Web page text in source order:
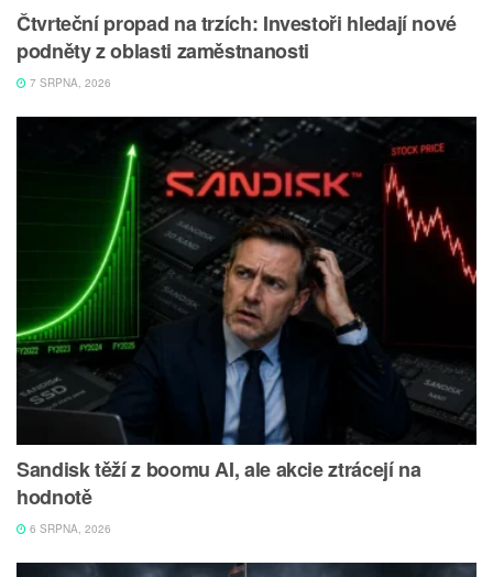
Čtvrteční propad na trzích: Investoři hledají nové
podněty z oblasti zaměstnanosti
7 SRPNA, 2026
Sandisk těží z boomu AI, ale akcie ztrácejí na
hodnotě
6 SRPNA, 2026